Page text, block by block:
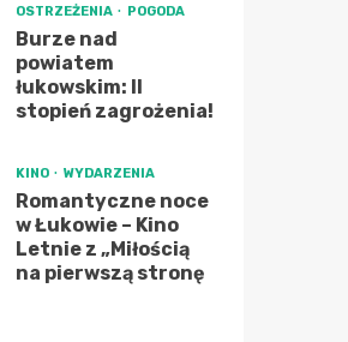
OSTRZEŻENIA POGODA
Burze nad
powiatem
łukowskim: II
stopień zagrożenia!
KINO WYDARZENIA
Romantyczne noce
w Łukowie – Kino
Letnie z „Miłością
na pierwszą stronę